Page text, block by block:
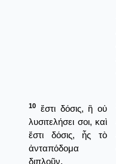
10
ἔστι δόσις, ἣ οὐ
λυσιτελήσει σοι, καὶ
ἔστι δόσις, ἧς τὸ
ἀνταπόδομα
διπλοῦν.